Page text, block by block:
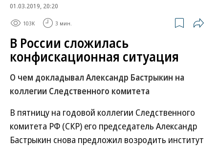
01.03.2019, 20:20
103K 3 мин.
В России сложилась
конфискационная ситуация
О чем докладывал Александр Бастрыкин на
коллегии Следственного комитета
В пятницу на годовой коллегии Следственного
комитета РФ (СКР) его председатель Александр
Бастрыкин снова предложил возродить институт